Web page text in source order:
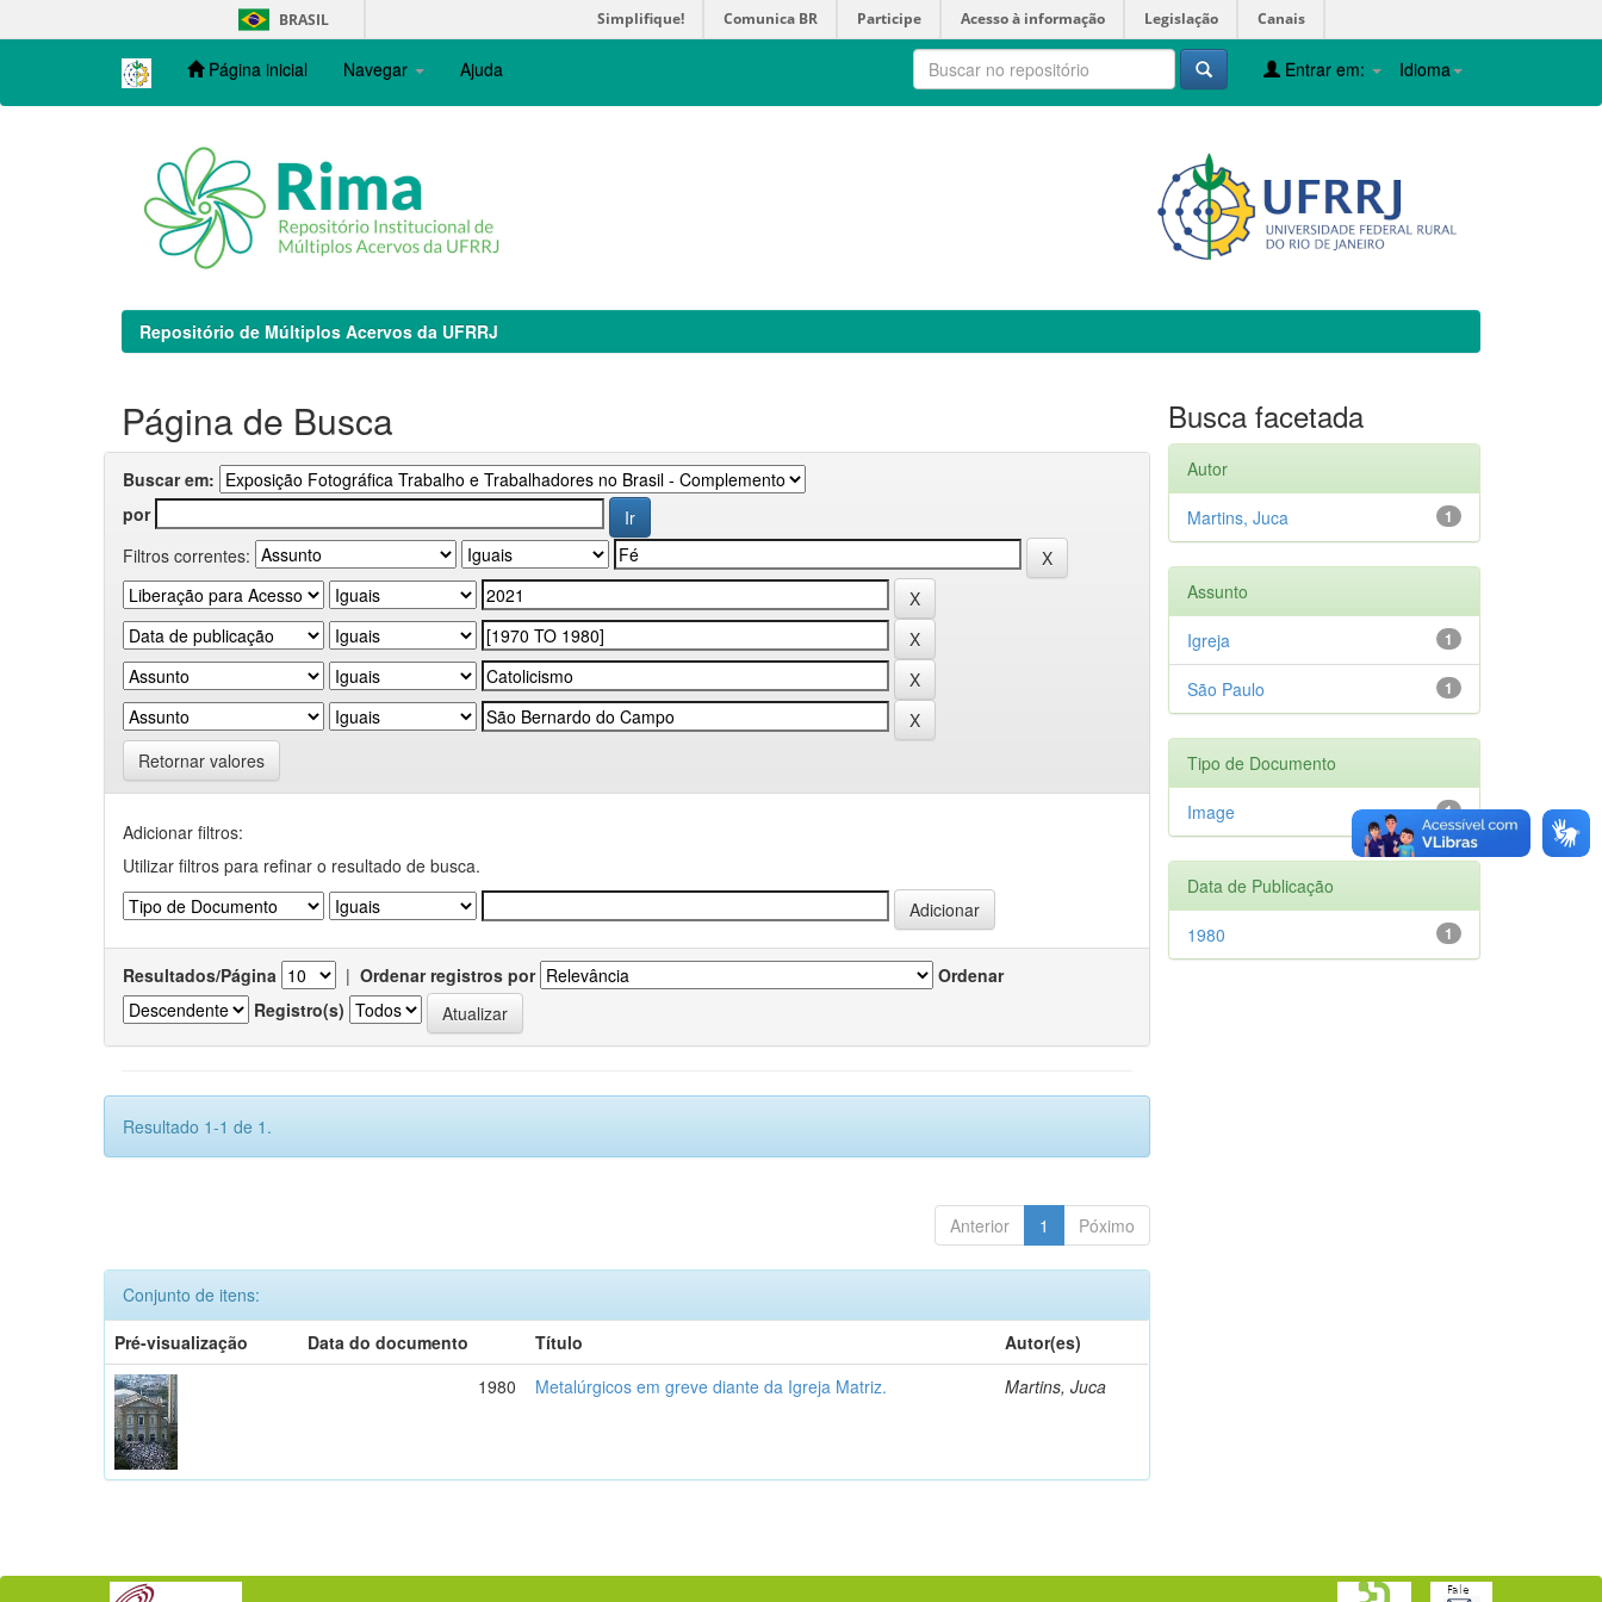
navigation
BRASIL Simplifique! Comunica BR Participe Acesso à informação Legislação Canais
Página inicial Navegar Ajuda Idioma
Entrar em:
Repositório de Múltiplos Acervos da UFRRJ
Página de Busca
Buscar em:
por
Filtros correntes:
Retornar valores
Adicionar filtros:
Utilizar filtros para refinar o resultado de busca.
Resultados/Página | Ordenar registros por
Ordenar
Registro(s)
Resultado 1-1 de 1.
Anterior 1 Póximo
Conjunto de itens:
Pré-visualização
Data do documento Título
Autor(es)
1980
Metalúrgicos em greve diante da Igreja Matriz. Martins, Juca
Busca facetada
Autor
1
Martins, Juca
Assunto
1
Igreja
1
São Paulo
Tipo de Documento
1
Image
Data de Publicação
1
1980